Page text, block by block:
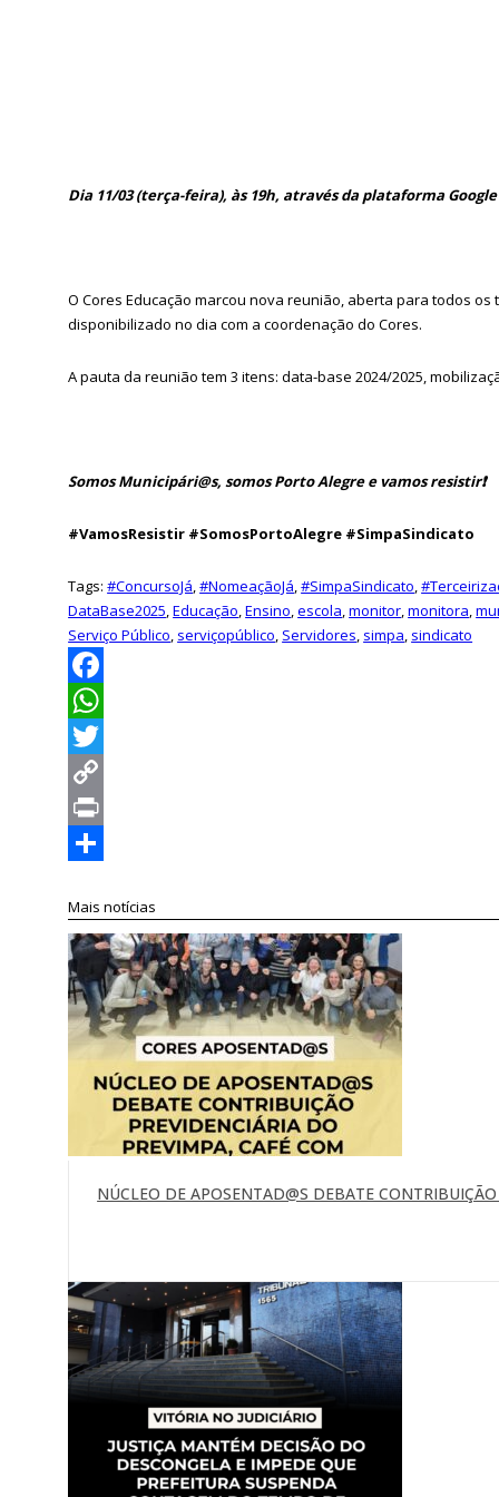
Dia 11/03 (terça-feira), às 19h, através da plataforma
O Cores Educação marcou nova reunião, aberta para todos
disponibilizado no dia com a coordenação do Cores.
A pauta da reunião tem 3 itens: data-base 2024/2025,
Somos Municipári@s, somos Porto Alegre e vamos resistir❗
#VamosResistir #SomosPortoAlegre #SimpaSindicato
Tags:#ConcursoJá,#NomeaçãoJá,#SimpaSindicato,
DataBase2025,Educação,Ensino,escola,monitor,monitora,
Serviço Público, serviçopúblico, Servidores, simpa, sindicato
Facebook
WhatsApp
Twitter
Copy
Link
Print
Mais notícias
NÚCLEO DE APOSENTAD@S DEBATE